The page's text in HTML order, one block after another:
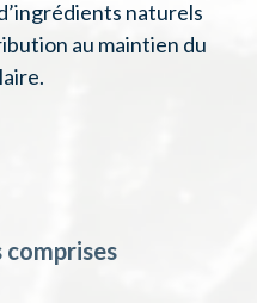
naturels
au maintien du
comprises